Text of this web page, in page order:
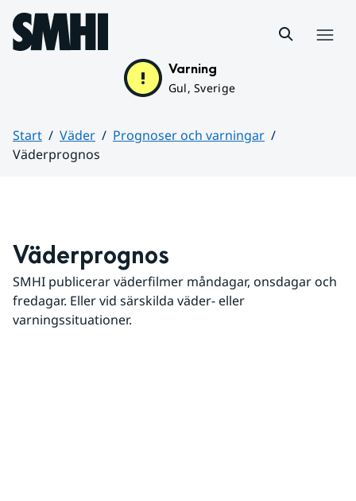
Hoppa till sidans innehåll
Varning
Gul, Sverige
Start Väder
Prognoser och varningar
Väderprognos
Väderprognos
SMHI publicerar väderfilmer måndagar, onsdagar och
fredagar. Eller vid särskilda väder- eller
varningssituationer.